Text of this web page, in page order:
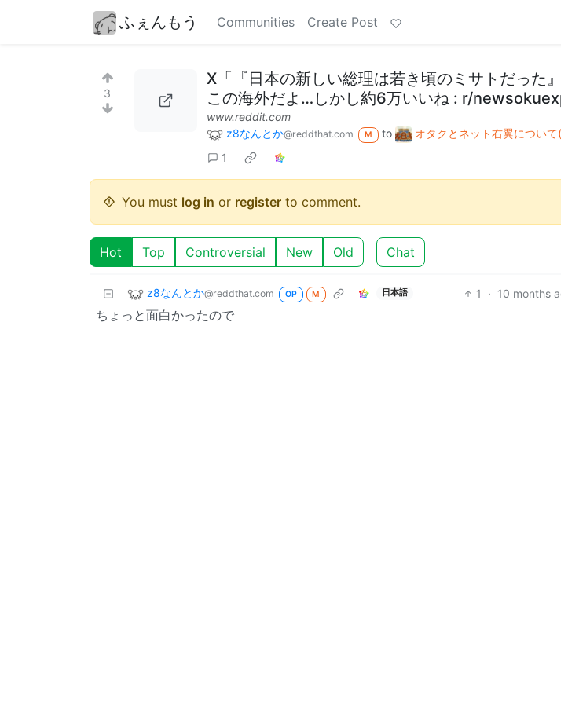
ふぇんもう Communities Create Post
3
X「『日本の新しい総理は若き頃のミサトだった
この海外だよ…しかし約6万いいね : r/
www.reddit.com
z8なんとか@reddthat.com M to オタクとネット右翼について
1
You must log in or register to comment.
Hot Top Controversial New Old Chat
z8なんとか@reddthat.com OP M 日本語 1 · 10 months
ちょっと面白かったので